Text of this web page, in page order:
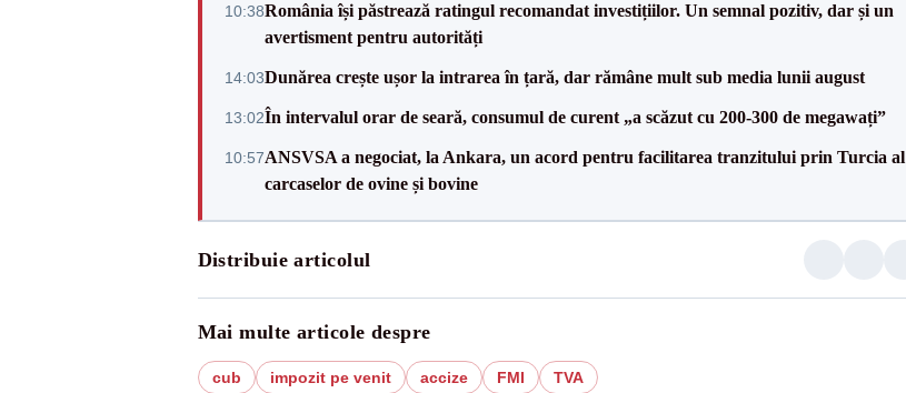
10:38România își păstrează ratingul recomandat investițiilor. Un semnal pozitiv, dar și un
avertisment pentru autorități
14:03Dunărea crește ușor la intrarea în țară, dar rămâne mult sub media lunii august
13:02În intervalul orar de seară, consumul de curent „a scăzut cu 200-300 de megawați”
10:57ANSVSA a negociat, la Ankara, un acord pentru facilitarea tranzitului prin Turcia al
carcaselor de ovine și bovine
Distribuie articolul
Mai multe articole despre
cub impozit pe venit accize FMI TVA